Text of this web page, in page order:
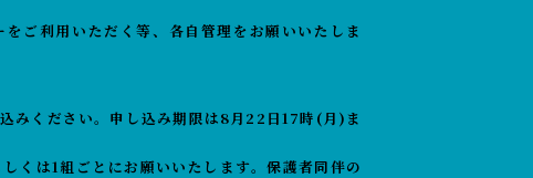
ご利用いただく等、各自管理をお願いいたしま
みください。申し込み期限は8月22日17時(月)ま
くは1組ごとにお願いいたします。保護者同伴の